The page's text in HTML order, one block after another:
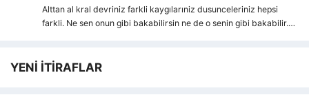
Alttan al kral devriniz farkli kaygılarıniz dusunceleriniz hepsi
farkli. Ne sen onun gibi bakabilirsin ne de o senin gibi bakabilir.…
YENİ İTİRAFLAR